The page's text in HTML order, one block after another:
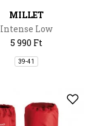
MILLET
Intense Low
5 990 Ft
39-41